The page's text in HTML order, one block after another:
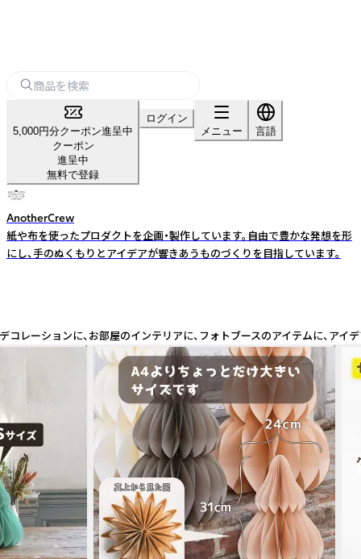
5,000円分クーポン進呈中
クーポン
進呈中
無料で登録
ログイン
メニュー
言語
AnotherCrew
紙や布を使ったプロダクトを企画・製作しています。自由で豊かな発想を形
にし、手のぬくもりとアイデアが響きあうものづくりを目指しています。
ーションに、お部屋のインテリアに、フォトブースのアイテムに、アイ